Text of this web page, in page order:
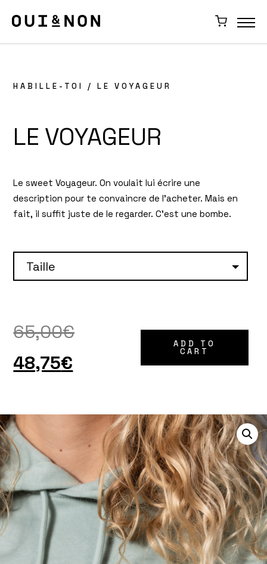
HABILLE-TOI / LE VOYAGEUR
LE VOYAGEUR
Le sweet Voyageur. On voulait lui écrire une
description pour te convaincre de l’acheter. Mais en
fait, il suffit juste de le regarder. C’est une bombe.
65,00€
48,75€
ADD TO
CART